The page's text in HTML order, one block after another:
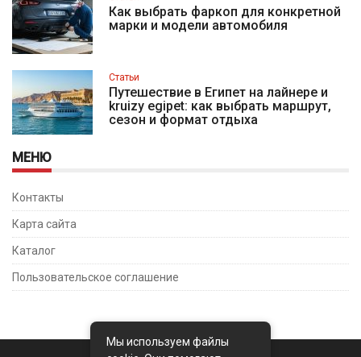
Как выбрать фаркоп для конкретной
марки и модели автомобиля
Статьи
Путешествие в Египет на лайнере и
kruizy egipet: как выбрать маршрут,
сезон и формат отдыха
МЕНЮ
Контакты
Карта сайта
Каталог
Пользовательское соглашение
Мы используем файлы